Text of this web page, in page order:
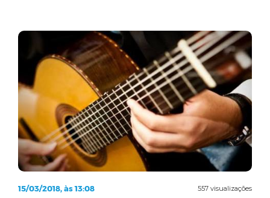
557 visualizações
15/03/2018, às 13:08